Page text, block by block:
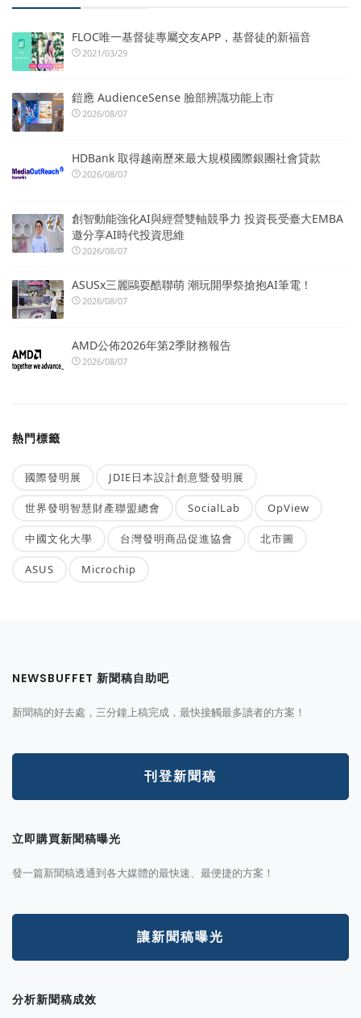
FLOC唯一基督徒專屬交友APP，基督徒的新福音
2021/03/29
鎧應 AudienceSense 臉部辨識功能上市
2026/08/07
HDBank 取得越南歷來最大規模國際銀團社會貸款
2026/08/07
創智動能強化AI與經營雙軸競爭力 投資長受臺大EMBA
邀分享AI時代投資思維
2026/08/07
ASUSx三麗鷗耍酷聯萌 潮玩開學祭搶抱AI筆電！
2026/08/07
AMD公佈2026年第2季財務報告
2026/08/07
熱門標籤
國際發明展 JDIE日本設計創意暨發明展
世界發明智慧財產聯盟總會 SocialLab OpView
中國文化大學 台灣發明商品促進協會 北市圖
ASUS Microchip
NEWSBUFFET 新聞稿自助吧
新聞稿的好去處，三分鐘上稿完成，最快接觸最多讀者的方案！
刊登新聞稿
立即購買新聞稿曝光
發一篇新聞稿透通到各大媒體的最快速、最便捷的方案！
讓新聞稿曝光
分析新聞稿成效